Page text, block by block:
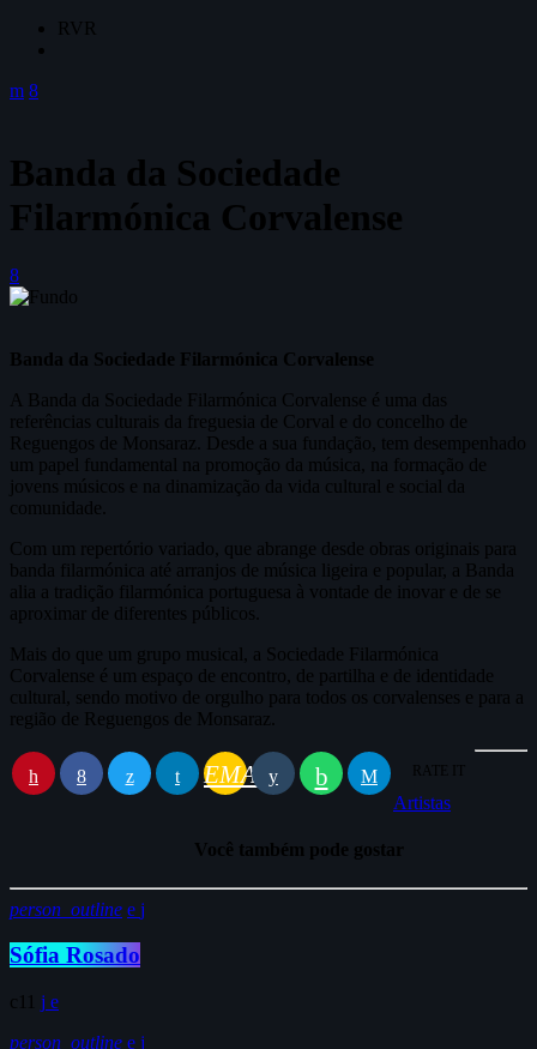
RVR
Banda da Sociedade
Filarmónica Corvalense
Banda da Sociedade Filarmónica Corvalense
A Banda da Sociedade Filarmónica Corvalense é uma das
referências culturais da freguesia de Corval e do concelho de
Reguengos de Monsaraz. Desde a sua fundação, tem desempenhado
um papel fundamental na promoção da música, na formação de
jovens músicos e na dinamização da vida cultural e social da
comunidade.
Com um repertório variado, que abrange desde obras originais para
banda filarmónica até arranjos de música ligeira e popular, a Banda
alia a tradição filarmónica portuguesa à vontade de inovar e de se
aproximar de diferentes públicos.
Mais do que um grupo musical, a Sociedade Filarmónica
Corvalense é um espaço de encontro, de partilha e de identidade
cultural, sendo motivo de orgulho para todos os corvalenses e para a
região de Reguengos de Monsaraz.
EMAIL RATE IT
Artistas
Você também pode gostar
person_outline
Sófia Rosado
11
person_outline